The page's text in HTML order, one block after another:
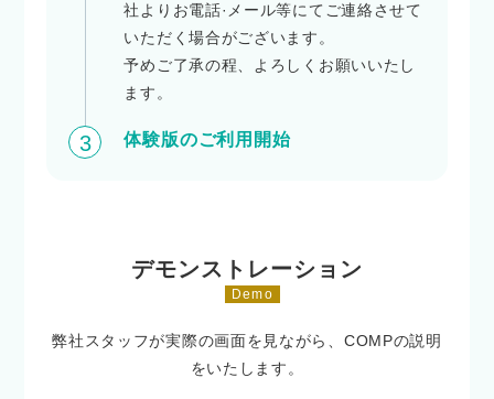
社よりお電話·メール等にてご連絡させて
いただく場合がございます。
予めご了承の程、よろしくお願いいたし
ます。
3 体験版のご利用開始
デモンストレーション
Demo
弊社スタッフが実際の画面を見ながら、COMPの説明
をいたします。